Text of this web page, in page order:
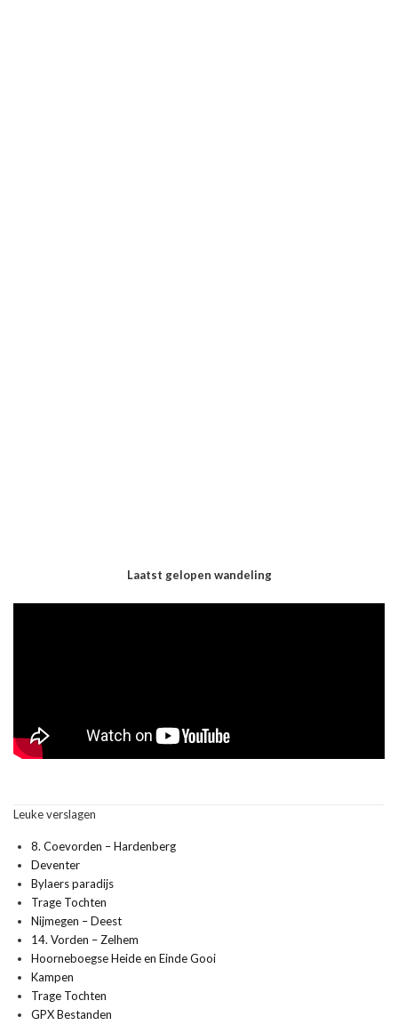
Laatst gelopen wandeling
Leuke verslagen
8. Coevorden – Hardenberg
Deventer
Bylaers paradijs
Trage Tochten
Nijmegen – Deest
14. Vorden – Zelhem
Hoorneboegse Heide en Einde Gooi
Kampen
Trage Tochten
GPX Bestanden